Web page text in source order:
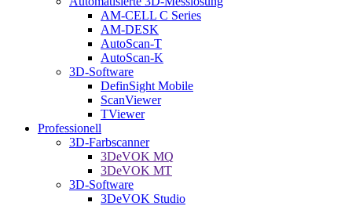
AM-CELL C Series
AM-DESK
AutoScan-T
AutoScan-K
3D-Software
DefinSight Mobile
ScanViewer
TViewer
Professionell
3D-Farbscanner
3DeVOK MQ
3DeVOK MT
3D-Software
3DeVOK Studio